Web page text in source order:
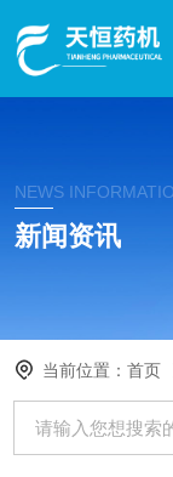
NEWS
新闻资讯
当前位置：首页